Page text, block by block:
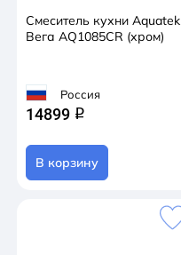
Смеситель кухни Aquatek
Вега AQ1085CR (хром)
Россия
14899 q
В корзину